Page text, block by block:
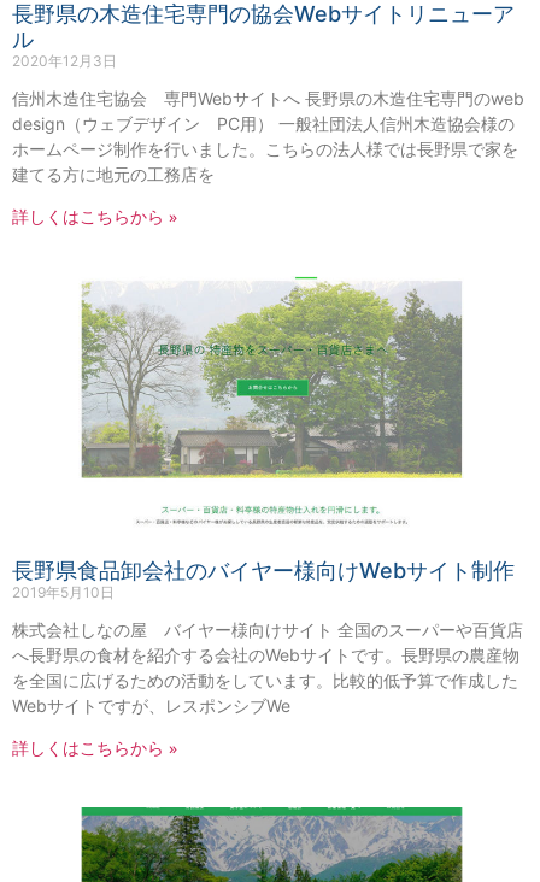
長野県の木造住宅専門の協会Webサイトリニューア
ル
2020年12月3日
信州木造住宅協会 専門Webサイトへ 長野県の木造住宅専門のweb
design（ウェブデザイン PC用） 一般社団法人信州木造協会様の
ホームページ制作を行いました。こちらの法人様では長野県で家を
建てる方に地元の工務店を
詳しくはこちらから »
長野県食品卸会社のバイヤー様向けWebサイト制作
2019年5月10日
株式会社しなの屋 バイヤー様向けサイト 全国のスーパーや百貨店
へ長野県の食材を紹介する会社のWebサイトです。長野県の農産物
を全国に広げるための活動をしています。比較的低予算で作成した
Webサイトですが、レスポンシブWe
詳しくはこちらから »